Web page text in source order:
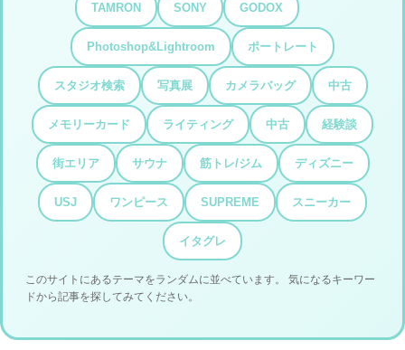
TAMRON SONY GODOX
Photoshop&Lightroom ポートレート
スタジオ検索 写真展 カメラバッグ 中古
メモリーカード ライティング 中古 経験談
街エリア サウナ 筋トレ/ジム ディズニー
USJ ワンピース SUPREME スニーカー
イタグレ
このサイトにあるテーマをランダムに並べています。 気になるキーワー
ドから記事を探してみてください。